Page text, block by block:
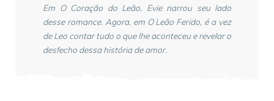
Em O Coração do Leão, Evie narrou seu lado
desse romance. Agora, em O Leão Ferido, é a vez
de Leo contar tudo o que lhe aconteceu e revelar o
desfecho dessa história de amor.